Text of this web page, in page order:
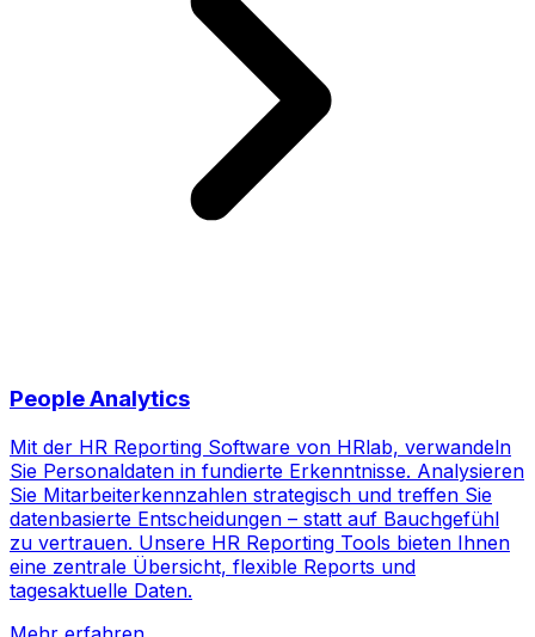
People Analytics
Mit der HR Reporting Software von HRlab, verwandeln
Sie Personaldaten in fundierte Erkenntnisse. Analysieren
Sie Mitarbeiterkennzahlen strategisch und treffen Sie
datenbasierte Entscheidungen – statt auf Bauchgefühl
zu vertrauen. Unsere HR Reporting Tools bieten Ihnen
eine zentrale Übersicht, flexible Reports und
tagesaktuelle Daten.